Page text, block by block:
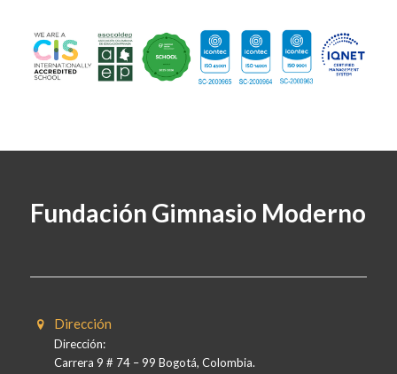
Fundación Gimnasio Moderno
Dirección
Dirección:
Carrera 9 # 74 – 99 Bogotá, Colombia.